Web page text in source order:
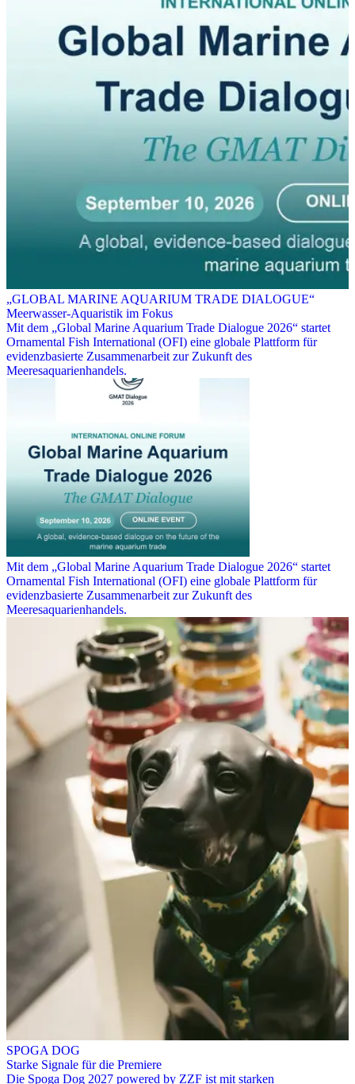
„GLOBAL MARINE AQUARIUM TRADE DIALOGUE“
Meerwasser-Aquaristik im Fokus
Mit dem „Global Marine Aquarium Trade Dialogue 2026“ startet
Ornamental Fish International (OFI) eine globale Plattform für
evidenzbasierte Zusammenarbeit zur Zukunft des
Meeresaquarienhandels.
Mit dem „Global Marine Aquarium Trade Dialogue 2026“ startet
Ornamental Fish International (OFI) eine globale Plattform für
evidenzbasierte Zusammenarbeit zur Zukunft des
Meeresaquarienhandels.
SPOGA DOG
Starke Signale für die Premiere
Die Spoga Dog 2027 powered by ZZF ist mit starken